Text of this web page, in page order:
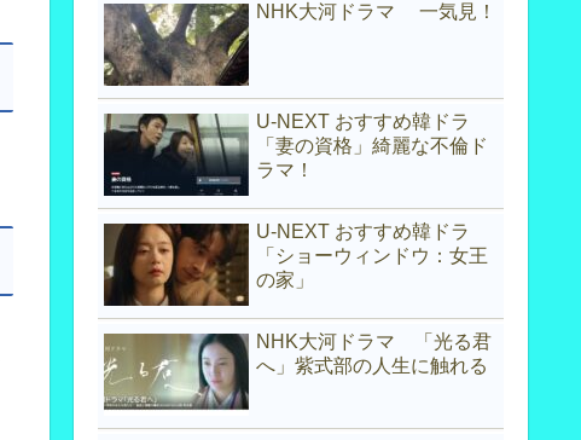
NHK大河ドラマ 一気見！
U-NEXT おすすめ韓ドラ
「妻の資格」綺麗な不倫ド
ラマ！
U-NEXT おすすめ韓ドラ
「ショーウィンドウ：女王
の家」
NHK大河ドラマ 「光る君
へ」紫式部の人生に触れる